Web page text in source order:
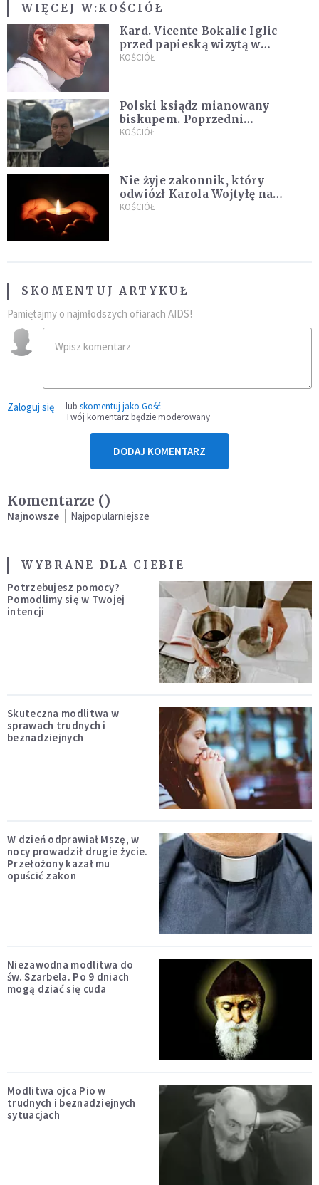
WIĘCEJ W:KOŚCIÓŁ
Kard. Vicente Bokalic Iglic
przed papieską wizytą w
Argentynie: Nasz pokorny lud
KOŚCIÓŁ
Polski ksiądz mianowany
biskupem. Poprzedni
ordynariusz zrezygnował
KOŚCIÓŁ
Nie żyje zakonnik, który
odwiózł Karola Wojtyłę na
konklawe. Jan Paweł II nazywał
KOŚCIÓŁ
SKOMENTUJ ARTYKUŁ
Pamiętajmy o najmłodszych ofiarach AIDS!
Zaloguj się lub skomentuj jako Gość
Twój komentarz będzie moderowany
DODAJ KOMENTARZ
Komentarze ()
Najnowsze Najpopularniejsze
WYBRANE DLA CIEBIE
Potrzebujesz pomocy?
Pomodlimy się w Twojej
intencji
Skuteczna modlitwa w
sprawach trudnych i
beznadziejnych
W dzień odprawiał Mszę, w
nocy prowadził drugie życie.
Przełożony kazał mu
opuścić zakon
Niezawodna modlitwa do
św. Szarbela. Po 9 dniach
mogą dziać się cuda
Modlitwa ojca Pio w
trudnych i beznadziejnych
sytuacjach